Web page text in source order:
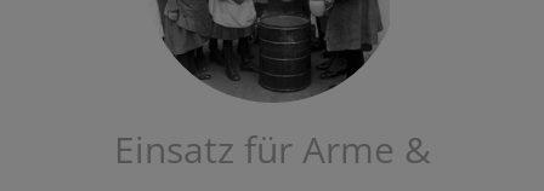
Einsatz für Arme &